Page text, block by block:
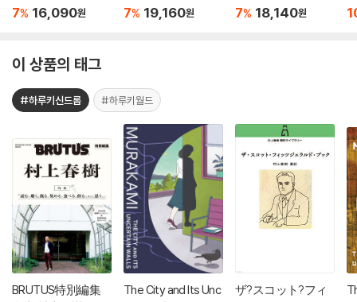
7% 16,090원
ナツか。
7% 19,160원
ノとライフスタイ
7% 18,140원
이 상품의 태그
#하루키신드롬 #하루키월드
BRUTUS特別編集
The City and Its Unc
ザ?スコット?フィ